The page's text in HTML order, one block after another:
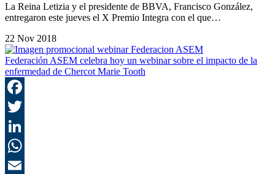
La Reina Letizia y el presidente de BBVA, Francisco González,
entregaron este jueves el X Premio Integra con el que…
22 Nov 2018
Federación ASEM celebra hoy un webinar sobre el impacto de la
enfermedad de Chercot Marie Tooth